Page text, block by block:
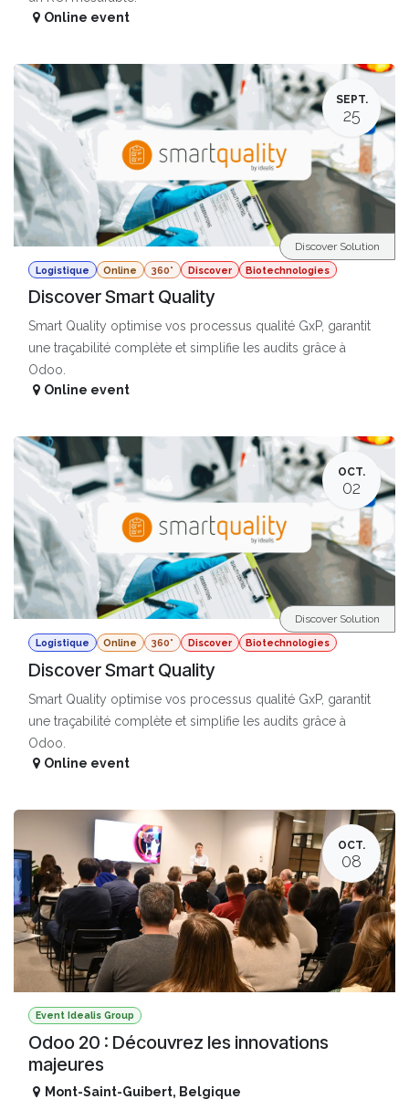
Online event
SEPT.
25
Logistique Online 360° Discover Biotechnologies
Discover Smart Quality
Smart Quality optimise vos processus qualité GxP, garantit
une traçabilité complète et simplifie les audits grâce à
Odoo.
Discover Solution
Online event
OCT.
02
Logistique Online 360° Discover Biotechnologies
Discover Smart Quality
Smart Quality optimise vos processus qualité GxP, garantit
une traçabilité complète et simplifie les audits grâce à
Odoo.
Discover Solution
Online event
OCT.
08
Event Idealis Group
Odoo 20 : Découvrez les innovations
majeures
Mont-Saint-Guibert, Belgique